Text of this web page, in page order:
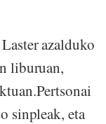
azalduko
liburuan,
sinpleak, eta